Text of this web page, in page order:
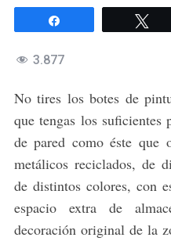
3.877
No tires los botes de
que tengas los suficientes
de pared como éste que
metálicos reciclados, de
de distintos colores, con
espacio extra de
decoración original de la